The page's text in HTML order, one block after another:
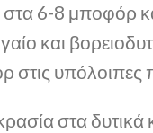
6-8 μποφόρ
και
στις υπόλοιπες
στα δυτικά